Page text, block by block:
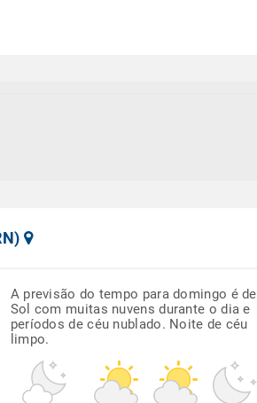
A previsão do tempo para domingo é de
Sol com muitas nuvens durante o dia e
períodos de céu nublado. Noite de céu
limpo.